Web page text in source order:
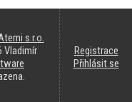
s.r.o.
Vladimír
Registrace
Přihlásit se